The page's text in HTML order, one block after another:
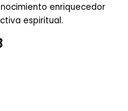
enriquecedor
espiritual.